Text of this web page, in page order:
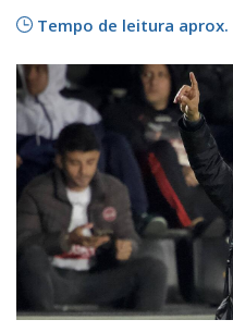
Tempo de leitura aprox.